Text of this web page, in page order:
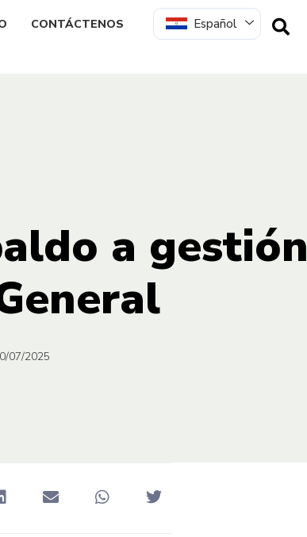
CONTÁCTENOS Español
a gestión
07/2025